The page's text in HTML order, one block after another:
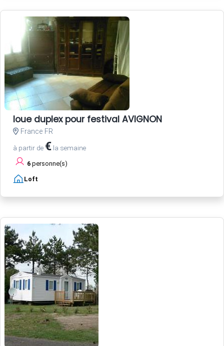
loue duplex pour festival AVIGNON
France FR
à partir de € la semaine
6 personne(s)
Loft